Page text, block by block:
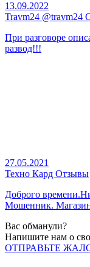
13.09.2022
Travm24 @travm24
При разговоре
развод!!!
27.05.2021
Техно Кард Отзывы
Доброго
Мошенник. Магазин
Вас обманули?
Напишите нам о
ОТПРАВЬТЕ